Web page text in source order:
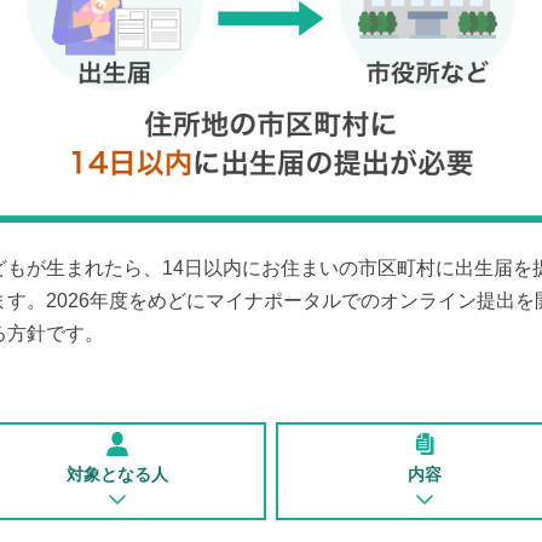
もが生まれたら、14日以内にお住まいの市区町村に出生届を
す。2026年度をめどにマイナポータルでのオンライン提出を
方針です。
対象となる人 内容